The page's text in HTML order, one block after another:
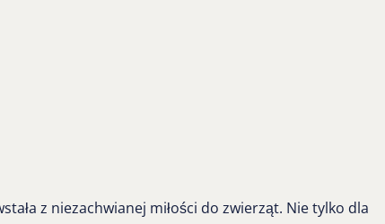
z niezachwianej miłości do zwierząt. Nie tylko dla